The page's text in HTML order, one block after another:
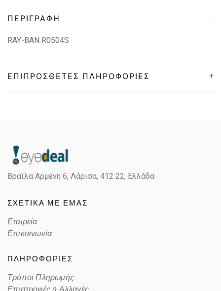
ΠΕΡΙΓΡΑΦΉ
RAY-BAN R0504S
ΕΠΙΠΡΌΣΘΕΤΕΣ ΠΛΗΡΟΦΟΡΊΕΣ
Color
Lens Color POLARIZED GREEN
Color code
Βραϊλα Αρμένη 6, Λάρισα, 412 22, Ελλάδα
ΣΧΕΤΙΚΑ ΜΕ ΕΜΑΣ
Εταιρεία
Επικοινωνία
ΠΛΗΡΟΦΟΡΙΕΣ
Τρόποι Πληρωμής